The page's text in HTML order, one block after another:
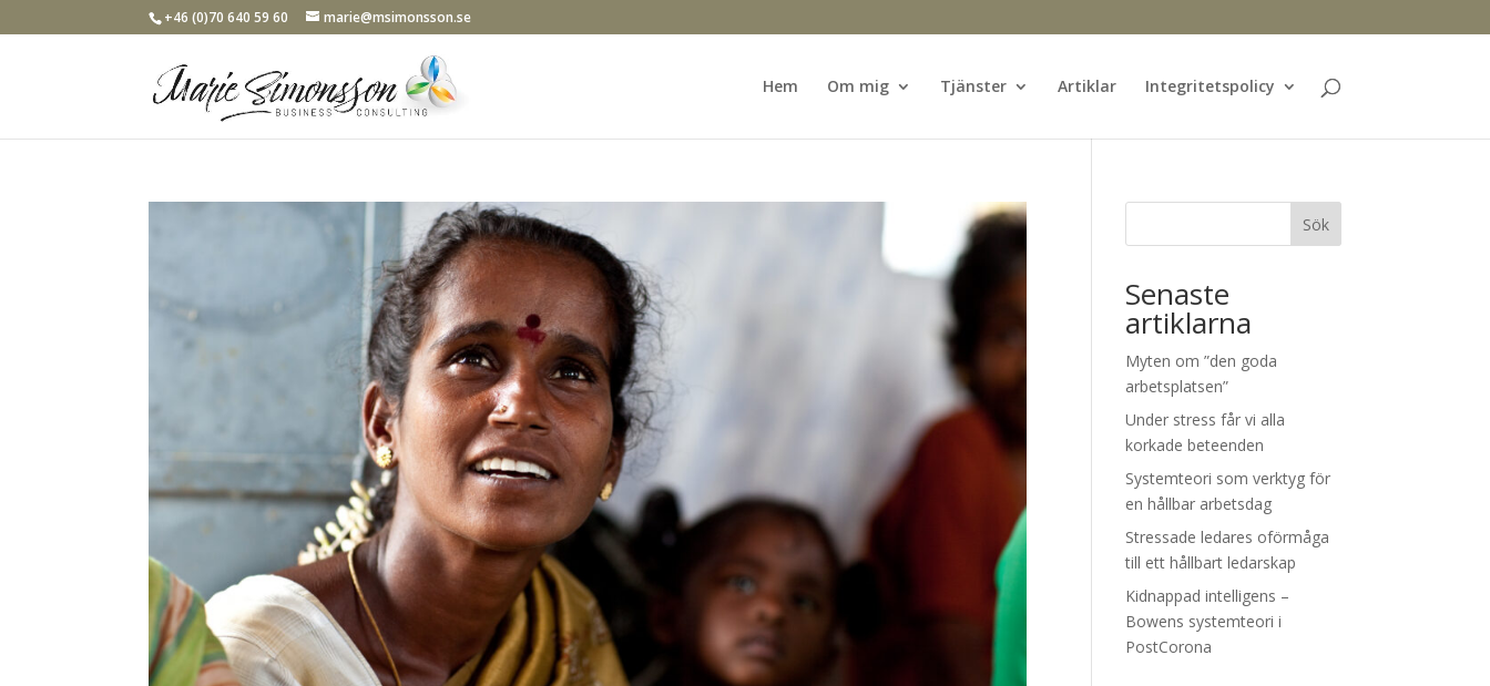
+46 (0)70 640 59 60 marie@msimonsson.se
Hem Om mig Tjänster Artiklar Integritetspolicy
Sök
Senaste
artiklarna
Myten om ”den goda
arbetsplatsen”
Under stress får vi alla
korkade beteenden
Systemteori som verktyg för
en hållbar arbetsdag
Stressade ledares oförmåga
till ett hållbart ledarskap
Kidnappad intelligens –
Bowens systemteori i
PostCorona